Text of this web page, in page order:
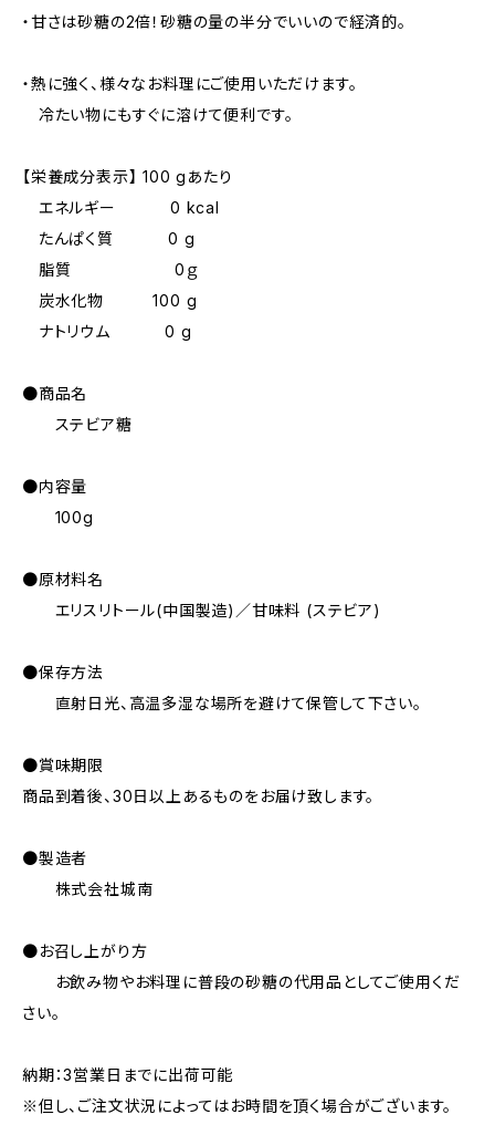
・甘さは砂糖の2倍！砂糖の量の半分でいいので経済的。
・熱に強く、様々なお料理にご使用いただけます。
冷たい物にもすぐに溶けて便利です。
【栄養成分表示】 100 gあたり
エネルギー 0 kcal
たんぱく質 0 g
脂質 0ｇ
炭水化物 100 g
ナトリウム 0 g
●商品名
ステビア糖
●内容量
100g
●原材料名
エリスリトール(中国製造)／甘味料 (ステビア)
●保存方法
直射日光、高温多湿な場所を避けて保管して下さい。
●賞味期限
商品到着後、30日以上あるものをお届け致します。
●製造者
株式会社城南
●お召し上がり方
お飲み物やお料理に普段の砂糖の代用品としてご使用くだ
さい。
納期：3営業日までに出荷可能
※但し、ご注文状況によってはお時間を頂く場合がございます。